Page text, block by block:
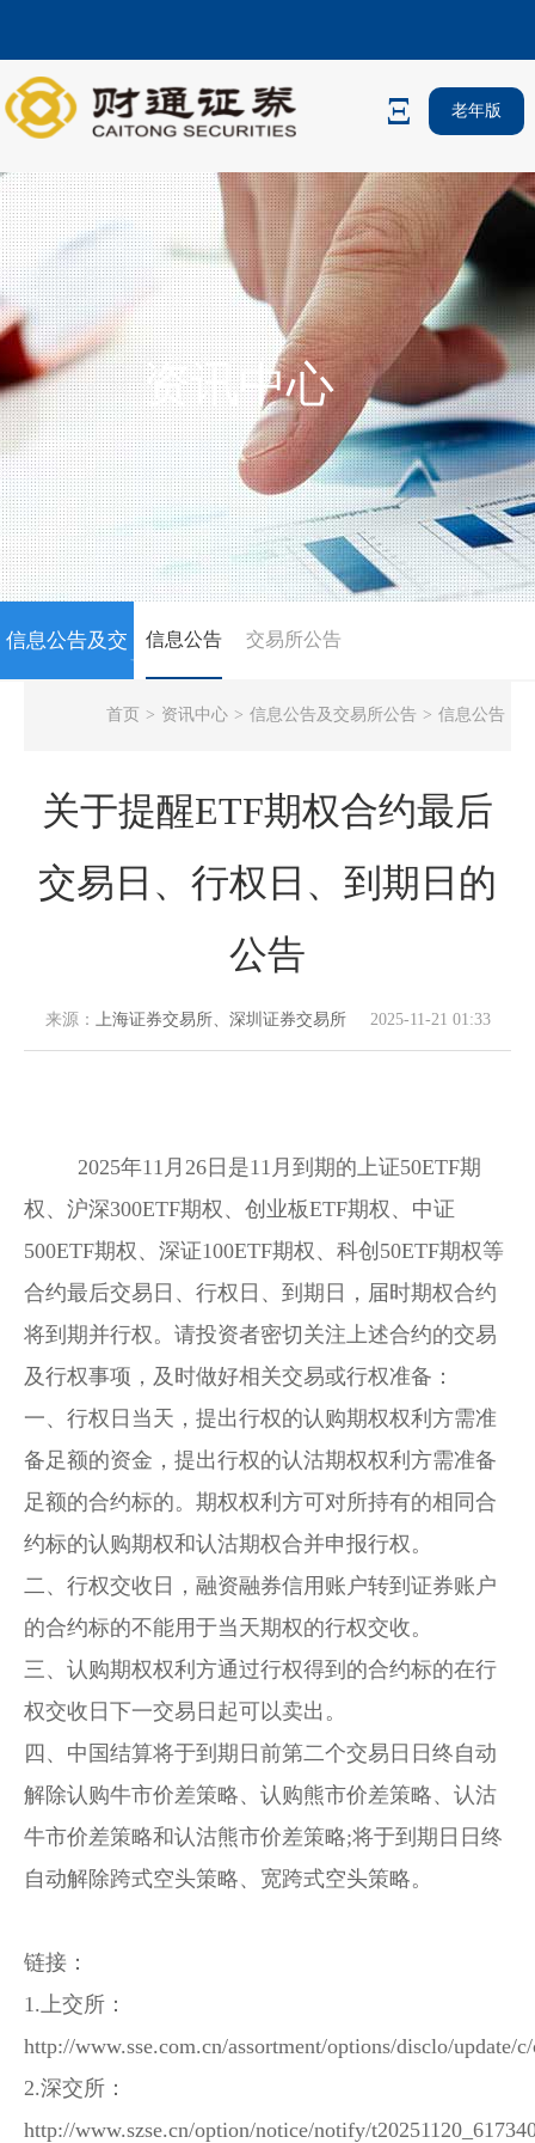
老年版
资讯中心
信息公告及交
易所公告
NEWS
信息公告 交易所公告
首页 > 资讯中心 > 信息公告及交易所公告 > 信息公告
关于提醒ETF期权合约最后
交易日、行权日、到期日的
公告
来源： 上海证券交易所、深圳证券交易所 2025-11-21 01:33
2025年11月26日是11月到期的上证50ETF期
权 、 沪深300ETF期权、 创业板ETF期权、中证
500ETF期权、深证100ETF期权、科创50ETF期权等
合约最后交易 日、行权日、到期日，届时期权合约
将到期并行权。请投资者密切关注上述合约的交易
及行权事项，及时做好相关交易或行权准备：
一、行权日当天，提出行权的认购期权权利方需准
备足额的资金，提出行权的认沽期权权利方需准备
足额的合约标的。期权权利方可对所持有的相同合
约标的认购期权和认沽期权合并申报行权。
二、行权交收日， 融资融券信用账户转到 证券账户
的合约标的不能用于当天期权的行权交收。
三、认购期权权利方通过行权得到的合约标的在行
权交收日下一交易日起可以卖出。
四、中国结算将于到期日前第二个交易日日终自动
解除认购牛市价差策略、认购熊市价差策略、认沽
牛市价差策略和认沽熊市价差策略;将于到期日日终
自动解除跨式空头策略、宽跨式空头策略。
链接：
1.上交所 ：
http://www.sse.com.cn/assortment/options/disclo/update/
2.深交所：
http://www.szse.cn/option/notice/notify/